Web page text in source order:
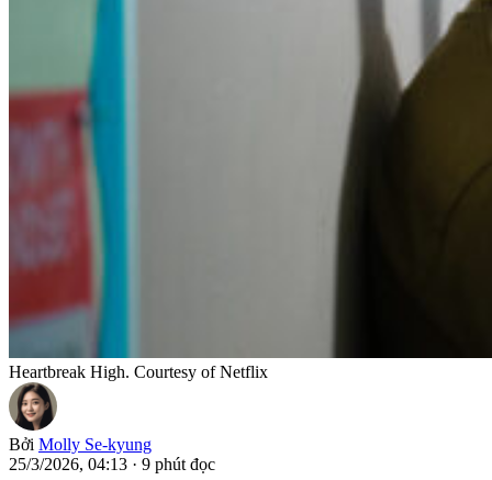
Heartbreak High. Courtesy of Netflix
Bởi Molly Se-kyung
25/3/2026, 04:13 · 9 phút đọc